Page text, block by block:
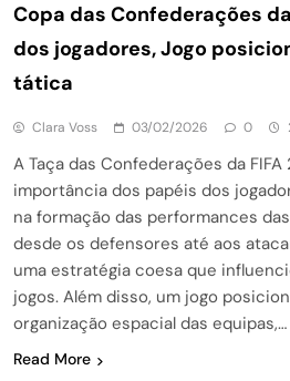
Copa das Confederações da
dos jogadores, Jogo
tática
Clara Voss 03/02/2026 0
A Taça das Confederações da
importância dos papéis dos
na formação das performances
desde os defensores até aos
uma estratégia coesa que
jogos. Além disso, um jogo
organização espacial das equipas,…
Read More